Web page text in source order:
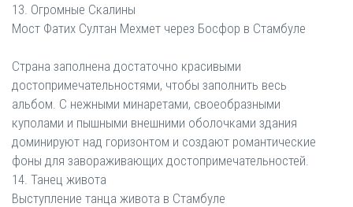
13. Огромные Скалины
Мост Фатих Султан Мехмет через Босфор в Стамбуле
Страна заполнена достаточно красивыми
достопримечательностями, чтобы заполнить весь
альбом. С нежными минаретами, своеобразными
куполами и пышными внешними оболочками здания
доминируют над горизонтом и создают романтические
фоны для завораживающих достопримечательностей.
14. Танец живота
Выступление танца живота в Стамбуле